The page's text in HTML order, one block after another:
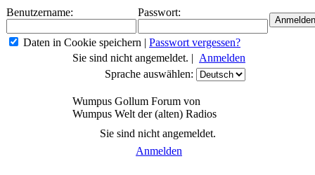
Benutzername: Passwort:
Daten in Cookie speichern | Passwort vergessen?
Sie sind nicht angemeldet. | Anmelden
Sprache auswählen:
Wumpus Gollum Forum von
Wumpus Welt der (alten) Radios
Sie sind nicht angemeldet.
Anmelden